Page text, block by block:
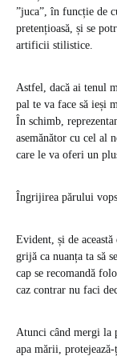
”juca”, în funcție de
pretențioasă, și se
artificii stilistice.
Astfel, dacă ai tenul
pal te va face să ieși
În schimb,
asemănător cu cel al
care le va oferi un
Îngrijirea părului
Evident, și de
grijă ca nuanța ta să
cap se recomandă
caz contrar nu faci
Atunci când mergi la
apa mării,